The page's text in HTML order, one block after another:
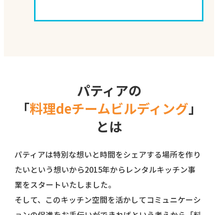
パティアの
「料理deチームビルディング」
とは
パティアは特別な想いと時間をシェアする場所を作り
たいという想いから2015年からレンタルキッチン事
業をスタートいたしました。
そして、このキッチン空間を活かしてコミュニケーシ